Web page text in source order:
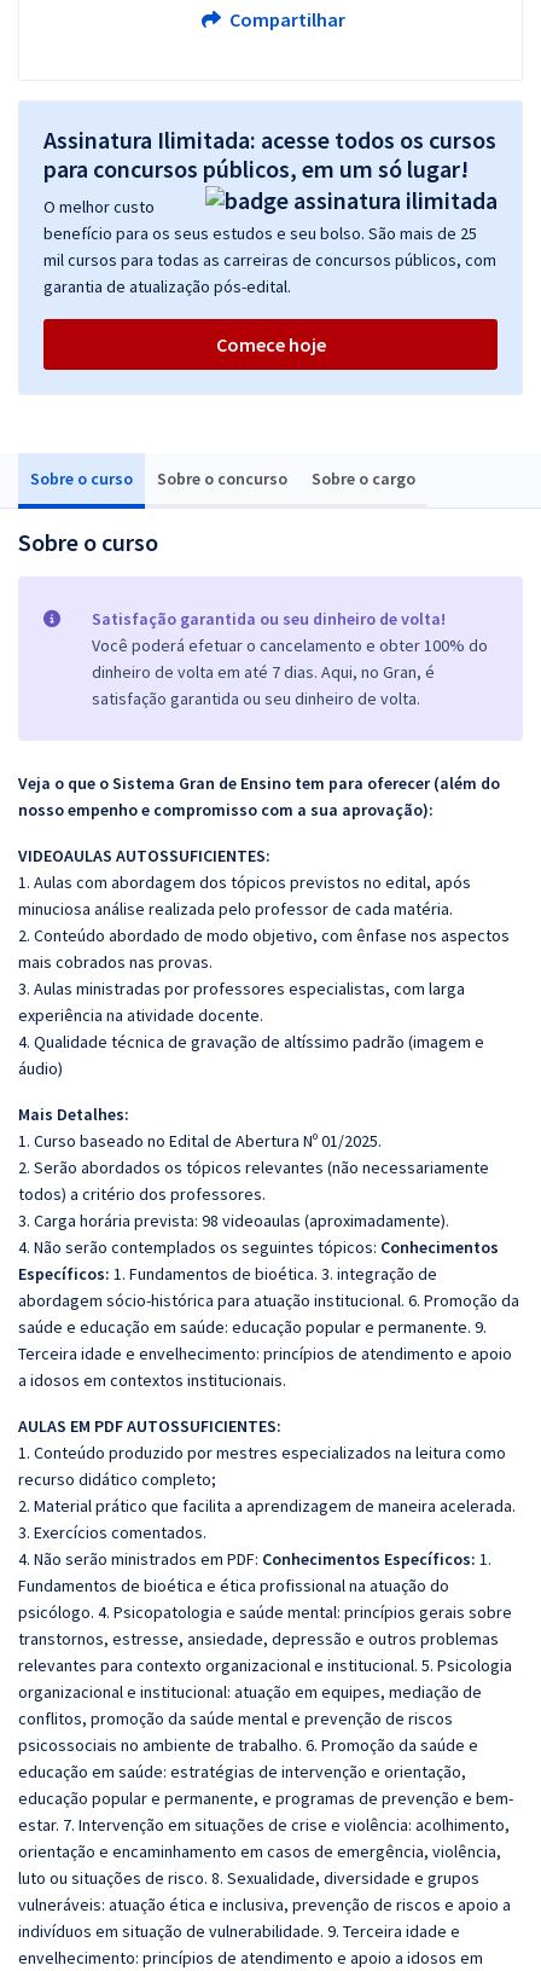
Sobre o curso Sobre o concurso Sobre o cargo
Sobre o curso
Satisfação garantida ou seu dinheiro de volta!
Você poderá efetuar o cancelamento e obter 100% do
dinheiro de volta em até 7 dias. Aqui, no Gran, é
satisfação garantida ou seu dinheiro de volta.
Veja o que o Sistema Gran de Ensino tem para oferecer (além do
nosso empenho e compromisso com a sua aprovação):
VIDEOAULAS AUTOSSUFICIENTES:
1. Aulas com abordagem dos tópicos previstos no edital, após
minuciosa análise realizada pelo professor de cada matéria.
2. Conteúdo abordado de modo objetivo, com ênfase nos aspectos
mais cobrados nas provas.
3. Aulas ministradas por professores especialistas, com larga
experiência na atividade docente.
4. Qualidade técnica de gravação de altíssimo padrão (imagem e
áudio)
Mais Detalhes:
1. Curso baseado no Edital de Abertura Nº 01/2025.
2. Serão abordados os tópicos relevantes (não necessariamente
todos) a critério dos professores.
3. Carga horária prevista: 98 videoaulas (aproximadamente).
4. Não serão contemplados os seguintes tópicos: Conhecimentos
Específicos: 1. Fundamentos de bioética. 3. integração de
abordagem sócio-histórica para atuação institucional. 6. Promoção da
saúde e educação em saúde: educação popular e permanente. 9.
Terceira idade e envelhecimento: princípios de atendimento e apoio
a idosos em contextos institucionais.
AULAS EM PDF AUTOSSUFICIENTES:
1. Conteúdo produzido por mestres especializados na leitura como
recurso didático completo;
2. Material prático que facilita a aprendizagem de maneira acelerada.
3. Exercícios comentados.
4. Não serão ministrados em PDF: Conhecimentos Específicos: 1.
Fundamentos de bioética e ética profissional na atuação do
psicólogo. 4. Psicopatologia e saúde mental: princípios gerais sobre
transtornos, estresse, ansiedade, depressão e outros problemas
relevantes para contexto organizacional e institucional. 5. Psicologia
organizacional e institucional: atuação em equipes, mediação de
conflitos, promoção da saúde mental e prevenção de riscos
psicossociais no ambiente de trabalho. 6. Promoção da saúde e
educação em saúde: estratégias de intervenção e orientação,
educação popular e permanente, e programas de prevenção e bem-
estar. 7. Intervenção em situações de crise e violência: acolhimento,
orientação e encaminhamento em casos de emergência, violência,
luto ou situações de risco. 8. Sexualidade, diversidade e grupos
vulneráveis: atuação ética e inclusiva, prevenção de riscos e apoio a
indivíduos em situação de vulnerabilidade. 9. Terceira idade e
envelhecimento: princípios de atendimento e apoio a idosos em
Compartilhar
Assinatura Ilimitada: acesse todos os cursos
para concursos públicos, em um só lugar!
O melhor custo
benefício para os seus estudos e seu bolso. São mais de 25
mil cursos para todas as carreiras de concursos públicos, com
garantia de atualização pós-edital.
Comece hoje